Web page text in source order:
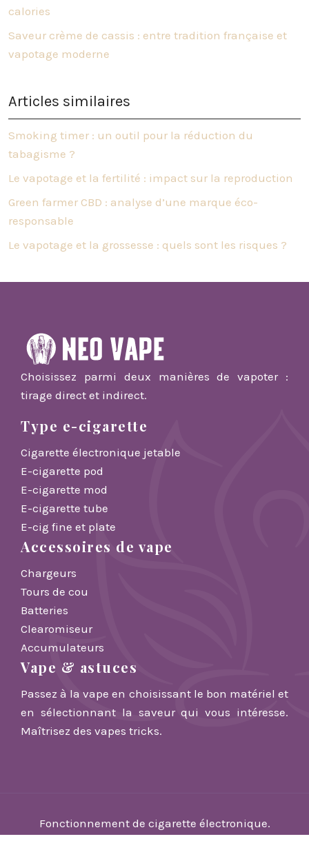
calories
Saveur crème de cassis : entre tradition française et
vapotage moderne
Articles similaires
Smoking timer : un outil pour la réduction du
tabagisme ?
Le vapotage et la fertilité : impact sur la reproduction
Green farmer CBD : analyse d’une marque éco-
responsable
Le vapotage et la grossesse : quels sont les risques ?
Choisissez parmi deux manières de vapoter :
tirage direct et indirect.
Type e-cigarette
Cigarette électronique jetable
E-cigarette pod
E-cigarette mod
E-cigarette tube
E-cig fine et plate
Accessoires de vape
Chargeurs
Tours de cou
Batteries
Clearomiseur
Accumulateurs
Vape & astuces
Passez à la vape en choisissant le bon matériel et
en sélectionnant la saveur qui vous intéresse.
Maîtrisez des vapes tricks.
Fonctionnement de cigarette électronique.